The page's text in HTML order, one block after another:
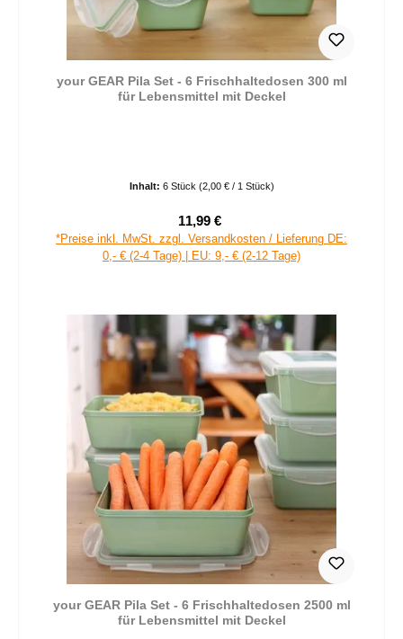
your GEAR Pila Set - 6 Frischhaltedosen 300 ml
für Lebensmittel mit Deckel
Inhalt: 6 Stück (2,00 € / 1 Stück)
Verkaufspreis:
11,99 €
*Preise inkl. MwSt. zzgl. Versandkosten / Lieferung DE:
0,- € (2-4 Tage) | EU: 9,- € (2-12 Tage)
your GEAR Pila Set - 6 Frischhaltedosen 2500 ml
für Lebensmittel mit Deckel